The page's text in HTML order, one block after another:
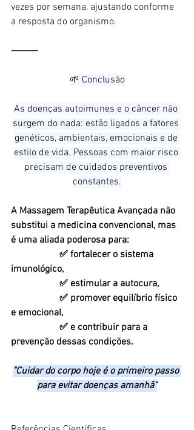
vezes por semana, ajustando conforme
a resposta do organismo.
⸻
🌱 Conclusão
As doenças autoimunes e o câncer não
surgem do nada: estão ligados a fatores
genéticos, ambientais, emocionais e de
estilo de vida. Pessoas com maior risco
precisam de cuidados preventivos
constantes.
A Massagem Terapêutica Avançada não
substitui a medicina convencional, mas
é uma aliada poderosa para:
imunológico,
		✅ estimular a autocura,
e emocional,
prevenção dessas condições.
"Cuidar do corpo hoje é o primeiro passo
para evitar doenças amanhã"